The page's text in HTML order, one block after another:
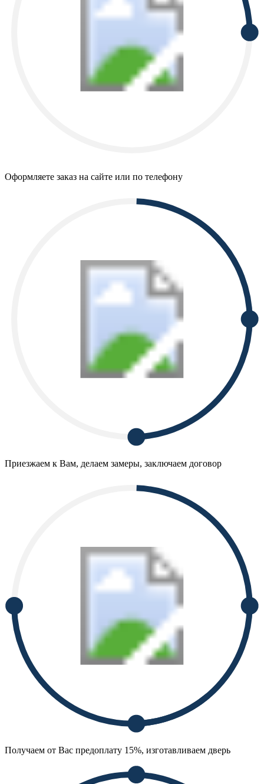
Оформляете заказ на сайте или по телефону
Приезжаем к Вам, делаем замеры, заключаем договор
Получаем от Вас предоплату 15%, изготавливаем дверь